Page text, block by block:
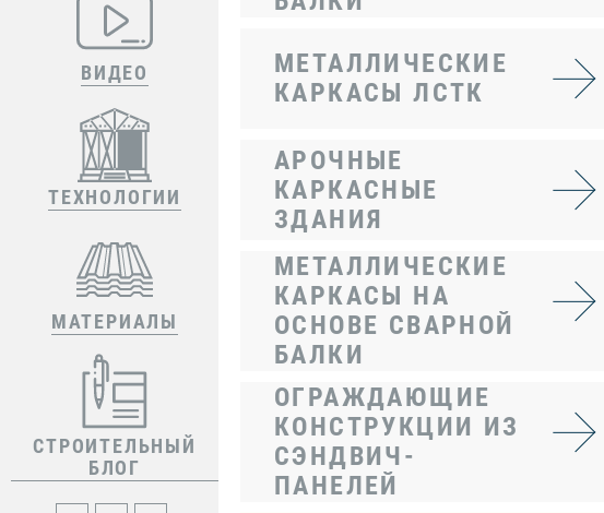
ВИДЕО
ТЕХНОЛОГИИ
МАТЕРИАЛЫ
СТРОИТЕЛЬНЫЙ
БЛОГ
МЕТАЛЛИЧЕСКИЕ
КАРКАСЫ ЛСТК
АРОЧНЫЕ
КАРКАСНЫЕ
ЗДАНИЯ
МЕТАЛЛИЧЕСКИЕ
КАРКАСЫ НА
ОСНОВЕ СВАРНОЙ
БАЛКИ
ОГРАЖДАЮЩИЕ
КОНСТРУКЦИИ ИЗ
СЭНДВИЧ-
ПАНЕЛЕЙ